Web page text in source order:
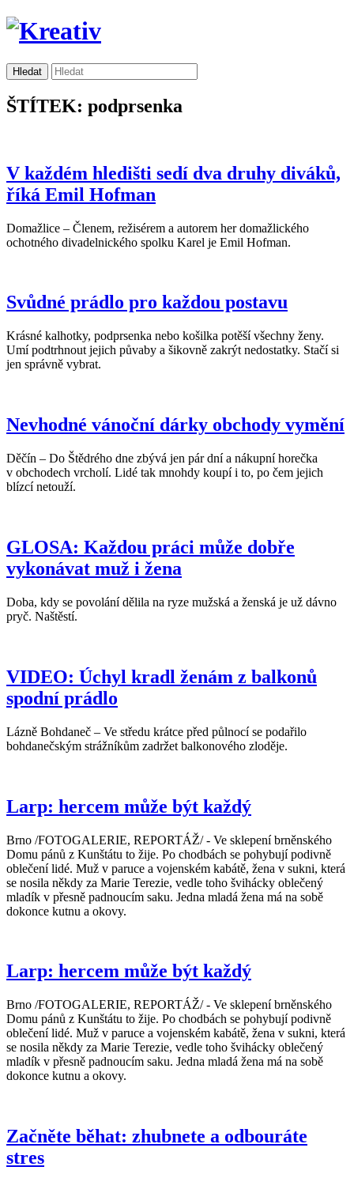
ŠTÍTEK: podprsenka
V každém hledišti sedí dva druhy diváků,
říká Emil Hofman
Domažlice – Členem, režisérem a autorem her domažlického
ochotného divadelnického spolku Karel je Emil Hofman.
Svůdné prádlo pro každou postavu
Krásné kalhotky, podprsenka nebo košilka potěší všechny ženy.
Umí podtrhnout jejich půvaby a šikovně zakrýt nedostatky. Stačí si
jen správně vybrat.
Nevhodné vánoční dárky obchody vymění
Děčín – Do Štědrého dne zbývá jen pár dní a nákupní horečka
v obchodech vrcholí. Lidé tak mnohdy koupí i to, po čem jejich
blízcí netouží.
GLOSA: Každou práci může dobře
vykonávat muž i žena
Doba, kdy se povolání dělila na ryze mužská a ženská je už dávno
pryč. Naštěstí.
VIDEO: Úchyl kradl ženám z balkonů
spodní prádlo
Lázně Bohdaneč – Ve středu krátce před půlnocí se podařilo
bohdanečským strážníkům zadržet balkonového zloděje.
Larp: hercem může být každý
Brno /FOTOGALERIE, REPORTÁŽ/ - Ve sklepení brněnského
Domu pánů z Kunštátu to žije. Po chodbách se pohybují podivně
oblečení lidé. Muž v paruce a vojenském kabátě, žena v sukni, která
se nosila někdy za Marie Terezie, vedle toho švihácky oblečený
mladík v přesně padnoucím saku. Jedna mladá žena má na sobě
dokonce kutnu a okovy.
Larp: hercem může být každý
Brno /FOTOGALERIE, REPORTÁŽ/ - Ve sklepení brněnského
Domu pánů z Kunštátu to žije. Po chodbách se pohybují podivně
oblečení lidé. Muž v paruce a vojenském kabátě, žena v sukni, která
se nosila někdy za Marie Terezie, vedle toho švihácky oblečený
mladík v přesně padnoucím saku. Jedna mladá žena má na sobě
dokonce kutnu a okovy.
Začněte běhat: zhubnete a odbouráte
stres